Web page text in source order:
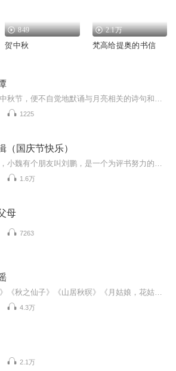
849
贺中秋
2.1万
梵高给提奥的书信
1225
（国庆节快乐）
1.6万
母
7263
4.3万
2.1万